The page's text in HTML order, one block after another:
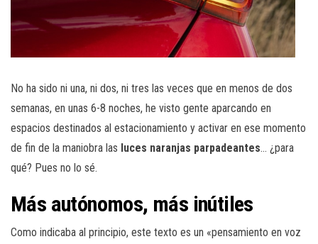
No ha sido ni una, ni dos, ni tres las veces que en menos de dos
semanas, en unas 6-8 noches, he visto gente aparcando en
espacios destinados al estacionamiento y activar en ese momento
de fin de la maniobra las luces naranjas parpadeantes… ¿para
qué? Pues no lo sé.
Más autónomos, más inútiles
Como indicaba al principio, este texto es un «pensamiento en voz